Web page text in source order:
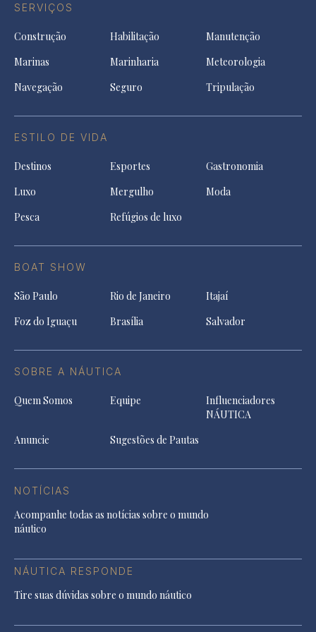
SERVIÇOS
Construção Habilitação
Manutenção
Marinas
Marinharia
Meteorologia
Navegação
Seguro Tripulação
ESTILO DE VIDA
Destinos Esportes
Gastronomia
Luxo
Mergulho
Moda
Pesca
Refúgios de luxo
BOAT SHOW
São Paulo Rio de Janeiro
Itajaí
Foz do Iguaçu
Brasília Salvador
SOBRE A NÁUTICA
Quem Somos Equipe
Influenciadores
NÁUTICA
Anuncie
Sugestões de Pautas
NOTÍCIAS
Acompanhe todas as notícias sobre o mundo
náutico
NÁUTICA RESPONDE
Tire suas dúvidas sobre o mundo náutico